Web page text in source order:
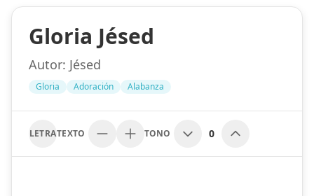
Gloria Jésed
Autor: Jésed
Gloria Adoración Alabanza
LETRATEXTO TONO 0